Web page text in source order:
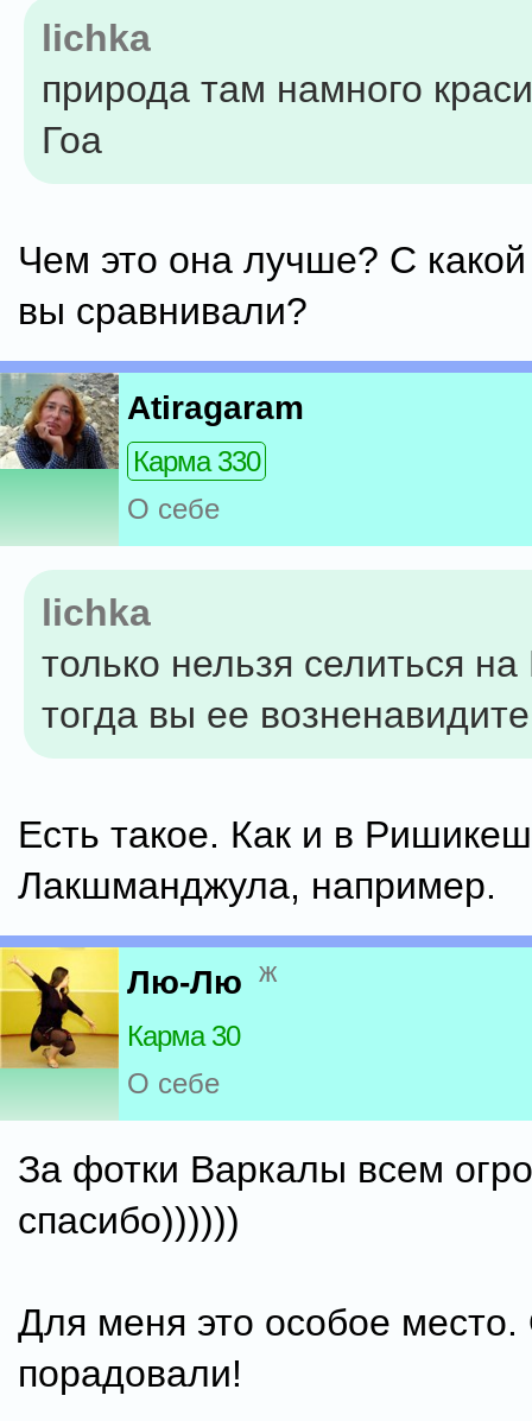
lichka
природа там намного
Гоа
Чем это она лучше? С
вы сравнивали?
Atiragaram
Карма 330
О себе
lichka
только нельзя селиться
тогда вы ее возненавидите
Есть такое. Как и в
Лакшманджула, например.
Лю-Лю ж
Карма 30
О себе
За фотки Варкалы всем
спасибо))))))
Для меня это особое
порадовали!